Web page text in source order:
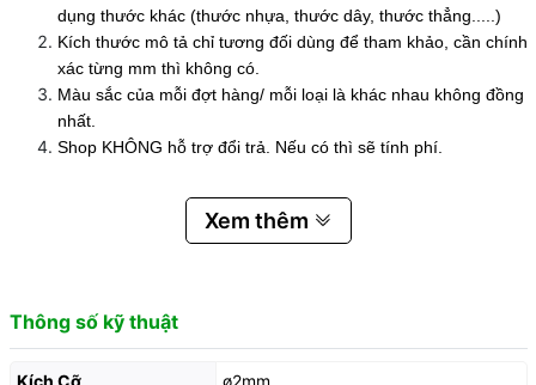
dụng thước khác (thước nhựa, thước dây, thước thẳng.....)
Kích thước mô tả chỉ tương đối dùng để tham khảo, cần chính
xác từng mm thì không có.
Màu sắc của mỗi đợt hàng/ mỗi loại là khác nhau không đồng
nhất.
Shop KHÔNG hỗ trợ đổi trả. Nếu có thì sẽ tính phí.
Xem thêm
Thông số kỹ thuật
Kích Cỡ
ø2mm